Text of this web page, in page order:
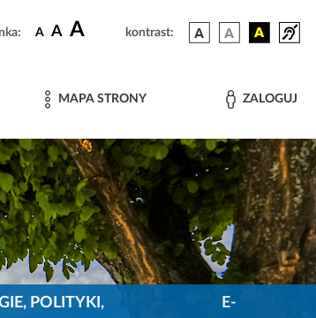
A A A kontrast:
MAPA STRONY ZALOGUJ
POLITYKI,
E-